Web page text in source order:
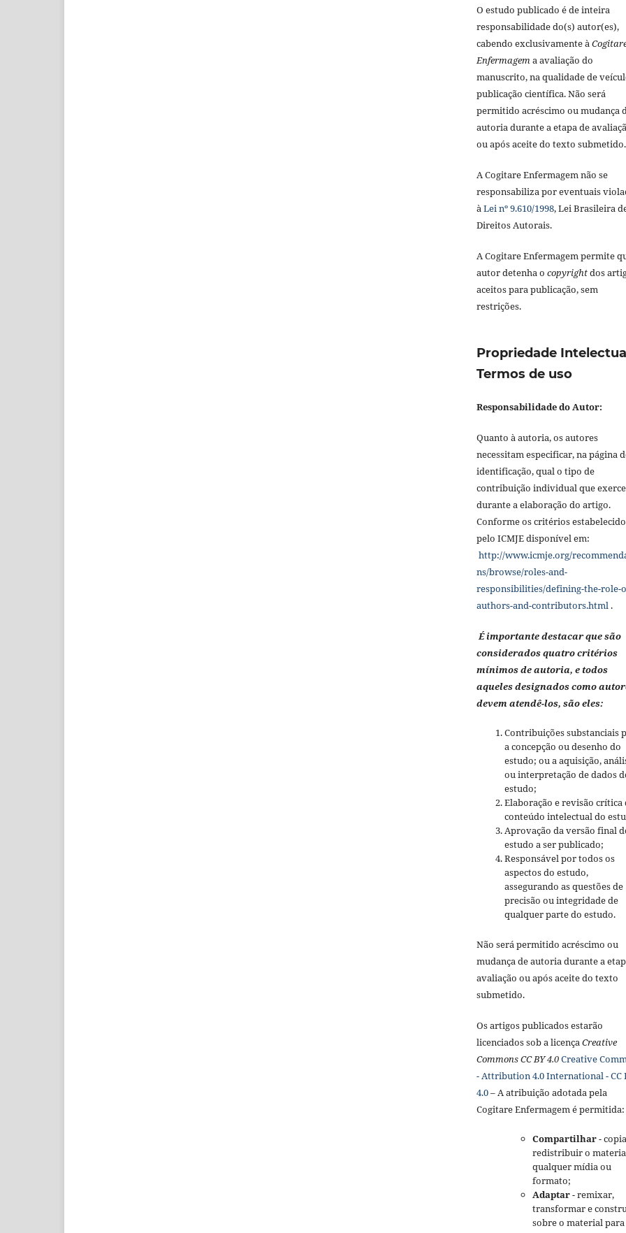
O estudo publicado é de inteira
responsabilidade do(s) autor(es),
cabendo exclusivamente à
Enfermagema avaliação do
manuscrito, na qualidade de
publicação científica. Não será
permitido acréscimo ou mudança
autoria durante a etapa de
ou após aceite do texto submetido.
A Cogitare Enfermagem não se
responsabiliza por eventuais
àLei nº 9.610/1998, Lei Brasileira
Direitos Autorais.
A Cogitare Enfermagem permite
autor detenha o copyrightdos
aceitos para publicação, sem
restrições.
Propriedade
Termos de uso
Responsabilidade do Autor:
Quanto à autoria, os autores
necessitam especificar, na página
identificação, qual o tipo de
contribuição individual que
durante a elaboração do artigo.
Conforme os critérios
pelo ICMJE disponível em:
http://www.icmje.org/
ns/browse/roles-and-
responsibilities/defining-the-role-
authors-and-contributors.html .
É importante destacar que são
considerados quatro critérios
mínimos de autoria, e todos
aqueles designados como
devem atendê-los, são eles:
Contribuições substanciais
a concepção ou desenho do
estudo; ou a aquisição,
ou interpretação de dados
estudo;
Elaboração e revisão crítica
conteúdo intelectual do
Aprovação da versão final
estudo a ser publicado;
Responsável por todos os
aspectos do estudo,
assegurando as questões de
precisão ou integridade de
qualquer parte do estudo.
Não será permitido acréscimo ou
mudança de autoria durante a
avaliação ou após aceite do texto
submetido.
Os artigos publicados estarão
licenciados sob a licença Creative
Commons CC BY 4.0Creative
- Attribution 4.0 International - CC
4.0– A atribuição adotada pela
Cogitare Enfermagem é permitida:
Compartilhar-
redistribuir o
qualquer mídia ou
formato;
Adaptar- remixar,
transformar e
sobre o material para